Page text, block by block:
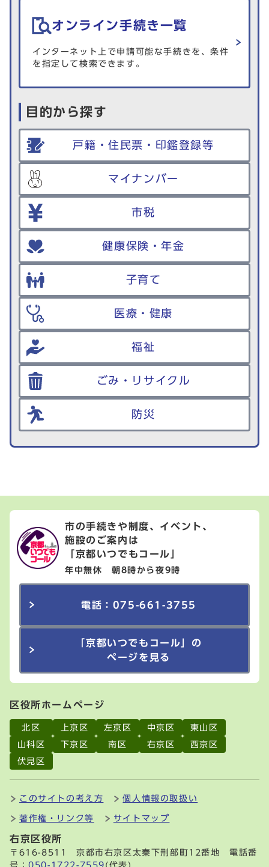
オンライン手続き一覧
インターネット上で申請可能な手続きを、条件
を指定して検索できます。
目的から探す
戸籍・住民票・印鑑登録等
マイナンバー
市税
健康保険・年金
子育て
医療・健康
福祉
ごみ・リサイクル
防災
市の手続きや制度、イベント、
施設のご案内は
「京都いつでもコール」
年中無休 朝8時から夜9時
電話：075-661-3755
「京都いつでもコール」の
ページを見る
区役所ホームページ
北区 上京区 左京区 中京区
東山区
山科区
下京区 南区 右京区
西京区
伏見区
このサイトの考え方 個人情報の取扱い
著作権・リンク等 サイトマップ
右京区役所
〒616-8511 京都市右京区太秦下刑部町12番地 電話番
号：050-1722-7559 (代表)